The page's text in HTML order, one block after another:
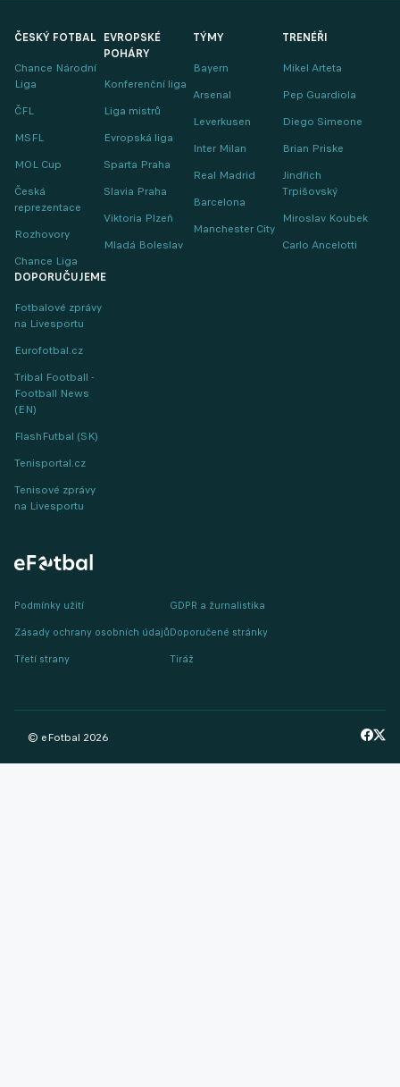
ČESKÝ FOTBAL
Chance Národní
Liga
ČFL
MSFL
MOL Cup
Česká
reprezentace
Rozhovory
Chance Liga
EVROPSKÉ
POHÁRY
Konferenční liga
Liga mistrů
Evropská liga
Sparta Praha
Slavia Praha
Viktoria Plzeň
Mladá Boleslav
TÝMY
Bayern
Arsenal
Leverkusen
Inter Milan
Real Madrid
Barcelona
Manchester City
TRENÉŘI
Mikel Arteta
Pep Guardiola
Diego Simeone
Brian Priske
Jindřich
Trpišovský
Miroslav Koubek
Carlo Ancelotti
DOPORUČUJEME
Fotbalové zprávy
na Livesportu
Eurofotbal.cz
Tribal Football -
Football News
(EN)
FlashFutbal (SK)
Tenisportal.cz
Tenisové zprávy
na Livesportu
Podmínky užití
Zásady ochrany osobních údajů
Třetí strany
GDPR a žurnalistika
Doporučené stránky
Tiráž
© eFotbal 2026